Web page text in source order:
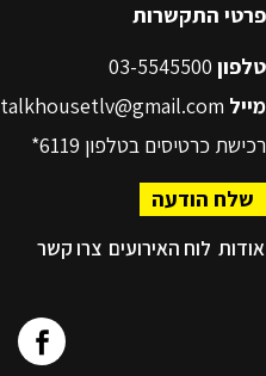
פרטי התקשרות
טלפון
מייל talkhousetlv@gmail.com
רכישת כרטיסים בטלפון 6119*
שלח הודעה
אודות לוח האירועים צרו קשר